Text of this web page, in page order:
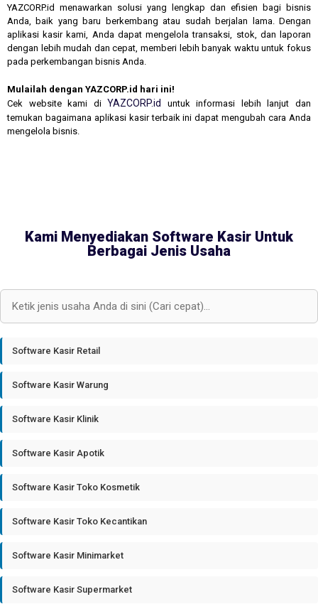
YAZCORP.id menawarkan solusi yang lengkap dan efisien bagi bisnis
Anda, baik yang baru berkembang atau sudah berjalan lama. Dengan
aplikasi kasir kami, Anda dapat mengelola transaksi, stok, dan laporan
dengan lebih mudah dan cepat, memberi lebih banyak waktu untuk fokus
pada perkembangan bisnis Anda.
Mulailah dengan YAZCORP.id hari ini!
Cek website kami di YAZCORP.id
untuk informasi lebih lanjut dan
temukan bagaimana aplikasi kasir terbaik ini dapat mengubah cara Anda
mengelola bisnis.
Kami Menyediakan Software Kasir Untuk
Berbagai Jenis Usaha
Software Kasir Retail
Software Kasir Warung
Software Kasir Klinik
Software Kasir Apotik
Software Kasir Toko Kosmetik
Software Kasir Toko Kecantikan
Software Kasir Minimarket
Software Kasir Supermarket